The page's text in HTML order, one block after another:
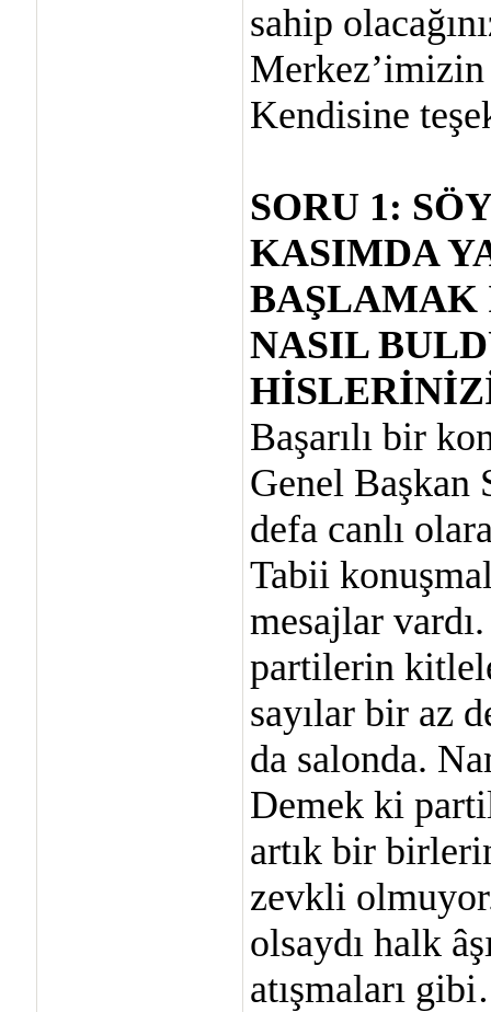
sahip
Merkez’imizin
Kendisine
SORU 1:
KASIMDA
BAŞLAMAK
NASIL
Başarılı bir
Genel Başkan
defa canlı
Tabii
mesajlar
partilerin
sayılar bir az
da salonda.
Demek ki
artık bir
zevkli
olsaydı halk
atışmaları